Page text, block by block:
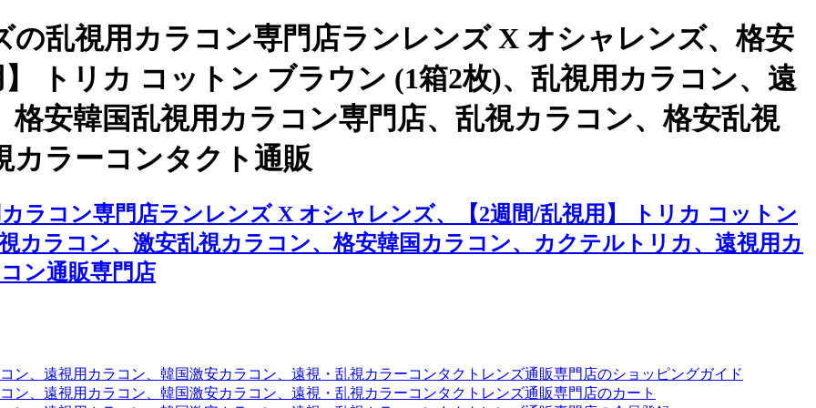
乱視用カラコン専門店ランレンズ X オシャレンズ、格安
トリカ コットン ブラウン (1箱2枚)、乱視用カラコン、遠
安韓国乱視用カラコン専門店、乱視カラコン、格安乱視
カラーコンタクト通販
ラコン専門店ランレンズ X オシャレンズ、【2週間/乱視用】 トリカ コットン
カラコン、激安乱視カラコン、格安韓国カラコン、カクテルトリカ、遠視用カ
ン通販専門店
ン、遠視用カラコン、韓国激安カラコン、遠視・乱視カラーコンタクトレンズ通販専門店のショッピングガイド
ン、遠視用カラコン、韓国激安カラコン、遠視・乱視カラーコンタクトレンズ通販専門店のカート